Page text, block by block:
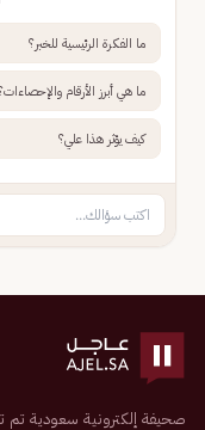
ما الفكرة الرئيسية للخبر؟
ما هي أبرز الأرقام
كيف يؤثر هذا علي؟